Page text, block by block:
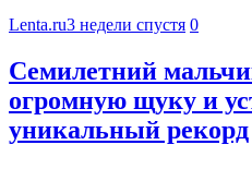
Lenta.ru3 недели спустя 0
Семилетний
огромную щуку и
уникальный рекорд